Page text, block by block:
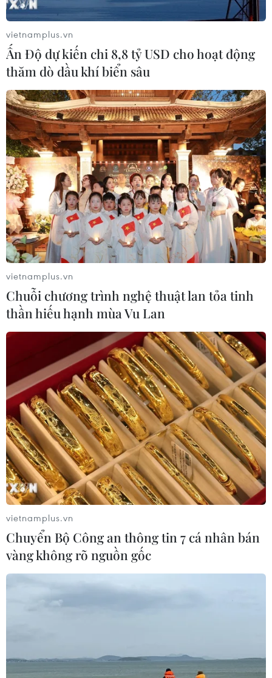
Giải Lương Định Của: Giảm một nửa số
người được tuyên dương
21/11/2016 07:22
Nếu như những năm trước, số lượng gương tiêu biểu
được khen thưởng của giải Lương Định Của là 150
người thì năm 2016 ban tổ chức chỉ chọn 85 người,
giảm gần một nửa.
Tuyên dương học sinh đạt thành tích cao
trong thi quốc gia và quốc tế
03/12/2016 15:07
Thủ tướng tới dự Lễ tuyên dương và chúc mừng gần 40
em học sinh, sinh viên đoạt Huy chương Olympic khu
vực và quốc tế; cùng với những học sinh đạt điểm cao
trong Kỳ thi Trung học Phổ thông quốc gia.
vietnamplus.vn
Ấn Độ dự kiến chi 8,8 tỷ USD cho hoạt động
thăm dò dầu khí biển sâu
vietnamplus.vn
Chuỗi chương trình nghệ thuật lan tỏa tinh
thần hiếu hạnh mùa Vu Lan
vietnamplus.vn
Chuyển Bộ Công an thông tin 7 cá nhân bán
vàng không rõ nguồn gốc